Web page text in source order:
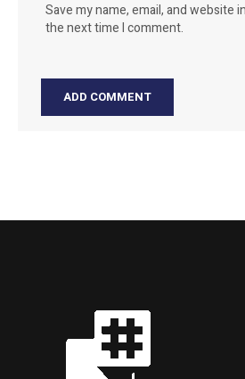
Save my name, email, and website
the next time I comment.